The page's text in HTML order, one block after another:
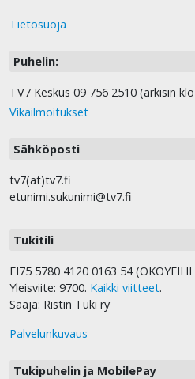
Tietosuoja
Puhelin:
TV7 Keskus 09 756 2510 (arkisin
Vikailmoitukset
Sähköposti
tv7(at)tv7.fi
etunimi.sukunimi@tv7.fi
Tukitili
FI75 5780 4120 0163 54
Yleisviite: 9700. Kaikki viitteet.
Saaja: Ristin Tuki ry
Palvelunkuvaus
Tukipuhelin ja MobilePay